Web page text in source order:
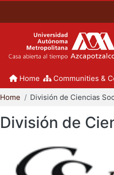
Home Communities &
Home
División de